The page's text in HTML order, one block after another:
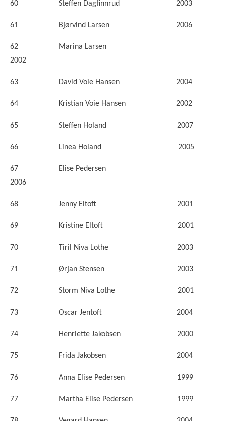
60 Steffen Dagfinnrud 2003
61 Bjørvind Larsen 2006
62 Marina Larsen
2002
63 David Voie Hansen 2004
64 Kristian Voie Hansen 2002
65 Steffen Holand 2007
66 Linea Holand 2005
67 Elise Pedersen
2006
68 Jenny Eltoft 2001
69 Kristine Eltoft 2001
70 Tiril Niva Lothe 2003
71 Ørjan Stensen 2003
72 Storm Niva Lothe 2001
73 Oscar Jentoft 2004
74 Henriette Jakobsen 2000
75 Frida Jakobsen 2004
76 Anna Elise Pedersen 1999
77 Martha Elise Pedersen 1999